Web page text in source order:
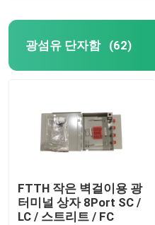
광섬유 단자함 (62)
FTTH 작은 벽걸이용 광
터미널 상자 8Port SC /
LC / 스트리트 / FC